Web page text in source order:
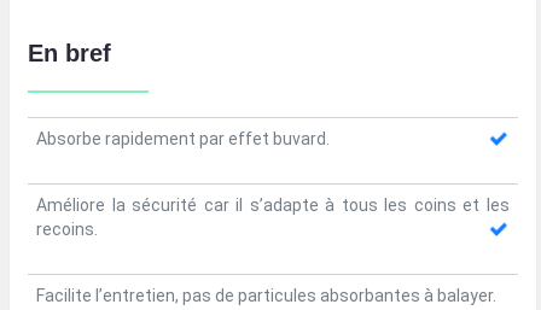
En bref
Absorbe rapidement par effet buvard.
Améliore la sécurité car il s’adapte à tous les coins et les
recoins.
Facilite l’entretien, pas de particules absorbantes à balayer.